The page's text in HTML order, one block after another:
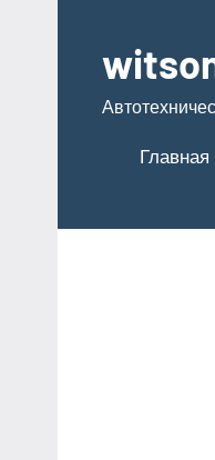
содержимому
Главная